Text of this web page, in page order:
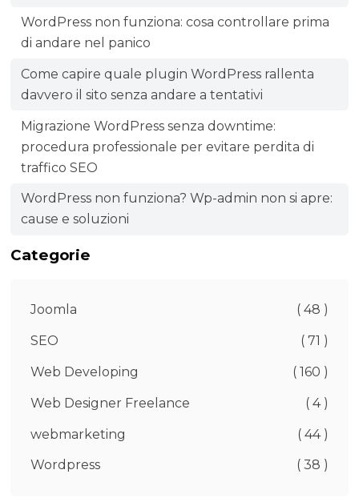
WordPress non funziona: cosa controllare prima
di andare nel panico
Come capire quale plugin WordPress rallenta
davvero il sito senza andare a tentativi
Migrazione WordPress senza downtime:
procedura professionale per evitare perdita di
traffico SEO
WordPress non funziona? Wp-admin non si apre:
cause e soluzioni
Categorie
Joomla ( 48 )
SEO ( 71 )
Web Developing ( 160 )
Web Designer Freelance ( 4 )
webmarketing ( 44 )
Wordpress ( 38 )